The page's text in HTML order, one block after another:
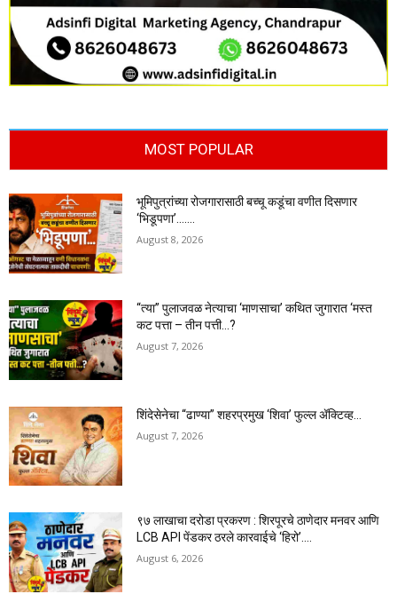
MOST POPULAR
भूमिपुत्रांच्या रोजगारासाठी बच्चू कडूंचा वणीत दिसणार
‘भिडूपणा’…….
August 8, 2026
“त्या” पुलाजवळ नेत्याचा ‘माणसाचा’ कथित जुगारात ‘मस्त
कट पत्ता – तीन पत्ती…?
August 7, 2026
शिंदेसेनेचा “ढाण्या” शहरप्रमुख ‘शिवा’ फुल्ल ॲक्टिव्ह…
August 7, 2026
९७ लाखाचा दरोडा प्रकरण : शिरपूरचे ठाणेदार मनवर आणि
LCB API पेंडकर ठरले कारवाईचे ‘हिरो’….
August 6, 2026